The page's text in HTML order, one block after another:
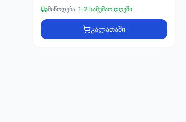
მიწოდება: 1-2 სამუშაო დღეში
კალათაში